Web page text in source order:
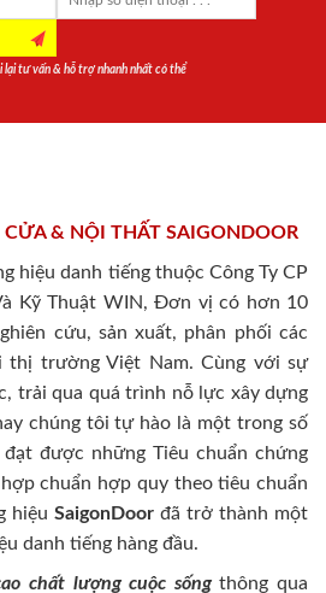
lại tư vấn & hỗ trợ nhanh nhất có thể
CỬA & NỘI THẤT SAIGONDOOR
hiệu danh tiếng thuộc Công Ty CP
Kỹ Thuật WIN, Đơn vị có hơn 10
cứu, sản xuất, phân phối các
thị trường Việt Nam. Cùng với sự
trải qua quá trình nỗ lực xây dựng
chúng tôi tự hào là một trong số
được những Tiêu chuẩn chứng
chuẩn hợp quy theo tiêu chuẩn
hiệu SaigonDoor đã trở thành một
danh tiếng hàng đầu.
chất lượng cuộc sốngthông qua